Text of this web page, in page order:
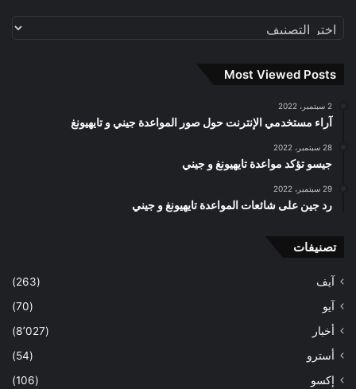
تصنيفات
Most Viewed Posts
2 سبتمبر، 2022
آراء مستخدمي الإنترنت حول صور المواعدة جيني و تايهيونغ
28 سبتمبر، 2022
جيسو تؤكد مواعدة تايهيونغ و جيني
29 سبتمبر، 2022
رد جين على شائعات المواعدة تايهيونغ و جيني
تصنيفات
آيف
(263)
آيو
(70)
أخبار
(8٬027)
أسترو
(54)
إكسو
(106)